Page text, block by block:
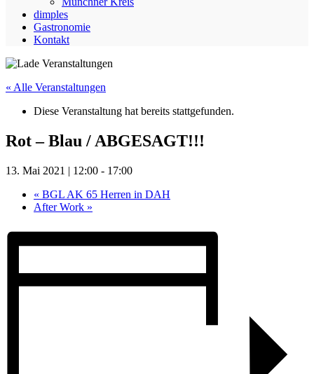
dimples
Gastronomie
Kontakt
« Alle Veranstaltungen
Diese Veranstaltung hat bereits stattgefunden.
Rot – Blau / ABGESAGT!!!
13. Mai 2021 | 12:00 - 17:00
« BGL AK 65 Herren in DAH
After Work »